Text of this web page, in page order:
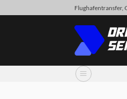
to
Flughafentransfer,